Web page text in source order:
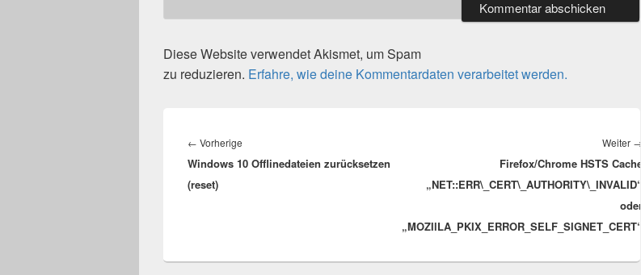
Diese Website verwendet Akismet, um Spam
zu reduzieren. Erfahre, wie deine Kommentardaten verarbeitet werden.
← Vorherige
Beitrag:
Windows 10 Offlinedateien zurücksetzen
(reset)
Weiter →
Firefox/Chrome HSTS Cache
„NET::ERR\_CERT\_AUTHORITY\_INVALID“
oder
„MOZIlLA_PKIX_ERROR_SELF_SIGNET_CERT“